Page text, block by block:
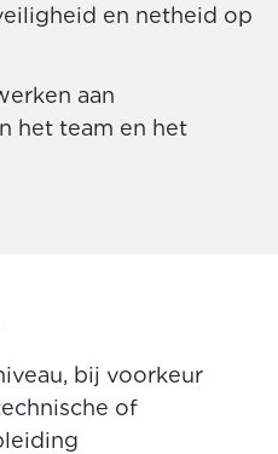
en netheid op
aan
het team en het
bij voorkeur
of